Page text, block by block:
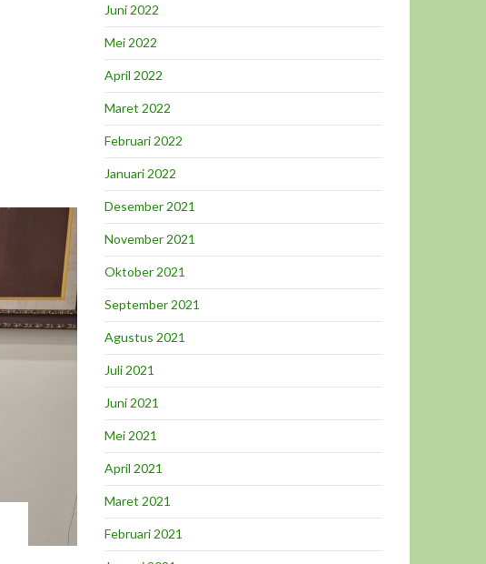
Juni 2022
Mei 2022
April 2022
Maret 2022
Februari 2022
Januari 2022
Desember 2021
November 2021
Oktober 2021
September 2021
Agustus 2021
Juli 2021
Juni 2021
Mei 2021
April 2021
Maret 2021
Februari 2021